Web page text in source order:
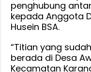
penghubung
kepada Anggota
Husein BSA.
“Titian yang
berada di Desa
Kecamatan